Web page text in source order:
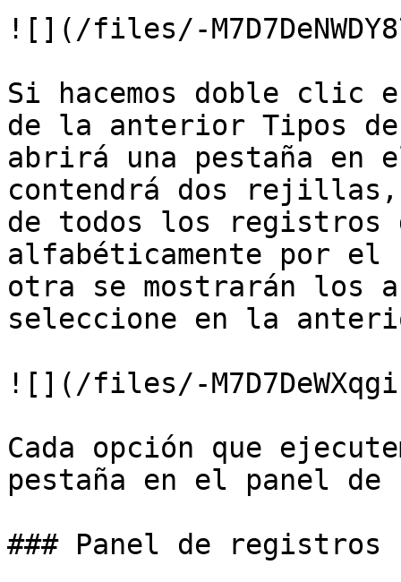
![](/files/-
Si hacemos doble clic
de la anterior Tipos
abrirá una pestaña en
contendrá dos
de todos los registros
alfabéticamente por el
otra se mostrarán los
seleccione en la
![](/files/-
Cada opción que
pestaña en el panel
### Panel de registros